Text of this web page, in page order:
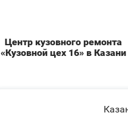
Центр кузовного ремонта
«Кузовной цех 16» в Казани